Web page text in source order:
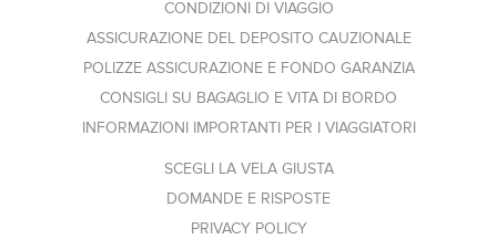
CONDIZIONI DI VIAGGIO
ASSICURAZIONE DEL DEPOSITO CAUZIONALE
POLIZZE ASSICURAZIONE E FONDO GARANZIA
CONSIGLI SU BAGAGLIO E VITA DI BORDO
INFORMAZIONI IMPORTANTI PER I VIAGGIATORI
SCEGLI LA VELA GIUSTA
DOMANDE E RISPOSTE
PRIVACY POLICY